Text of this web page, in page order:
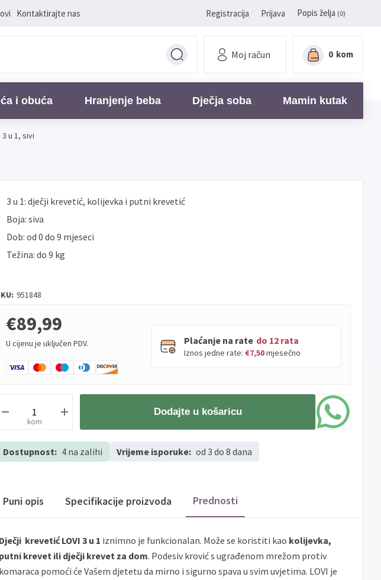
Kontaktirajte nas Registracija Prijava Popis želja (0)
Moj račun 0 kom
i obuća Hranjenje beba Dječja soba Mamin kutak
u 1, sivi
3 u 1: dječji krevetić, kolijevka i putni krevetić
Boja: siva
Dob: od 0 do 9 mjeseci
Težina: do 9 kg
951848
€89,99
U cijenu je uključen PDV. Plaćanje na rate do 12 rata
Iznos jedne rate: €7,50mjesečno
PBZ Visa do12rata
PBZ
Visa
rata
Erste
Maestro
Sve
banke
Master Jednokratno
Sve
kom
Dodajte u košaricu
Dostupnost: 4 na zalihi Vrijeme isporuke: od 3 do 8 dana
Puni opis Specifikacije proizvoda Prednosti
Dječji krevetić LOVI 3 u 1 iznimno je funkcionalan. Može se koristiti kao kolijevka,
putni krevet ili dječji krevet za dom. Podesiv krović s ugrađenom mrežom protiv
komaraca pomoći će Vašem djetetu da mirno i sigurno spava u svim uvjetima. LOVI je